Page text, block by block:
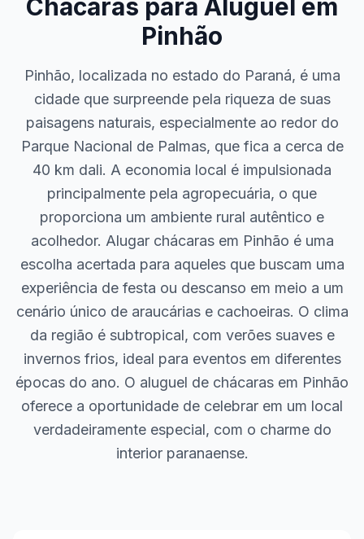
Chácaras para Aluguel em
Pinhão
Pinhão, localizada no estado do Paraná, é uma
cidade que surpreende pela riqueza de suas
paisagens naturais, especialmente ao redor do
Parque Nacional de Palmas, que fica a cerca de
40 km dali. A economia local é impulsionada
principalmente pela agropecuária, o que
proporciona um ambiente rural autêntico e
acolhedor. Alugar chácaras em Pinhão é uma
escolha acertada para aqueles que buscam uma
experiência de festa ou descanso em meio a um
cenário único de araucárias e cachoeiras. O clima
da região é subtropical, com verões suaves e
invernos frios, ideal para eventos em diferentes
épocas do ano. O aluguel de chácaras em Pinhão
oferece a oportunidade de celebrar em um local
verdadeiramente especial, com o charme do
interior paranaense.